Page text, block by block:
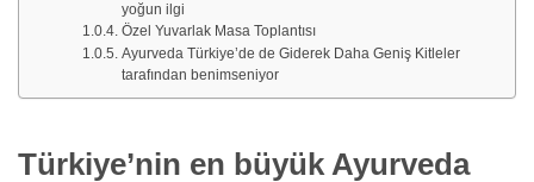
yoğun ilgi
Özel Yuvarlak Masa Toplantısı
Ayurveda Türkiye’de de Giderek Daha Geniş Kitleler
tarafından benimseniyor
Türkiye’nin en büyük Ayurveda